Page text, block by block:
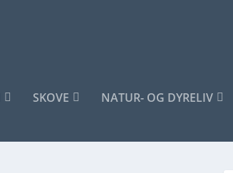
SKOVE NATUR- OG DYRELIV